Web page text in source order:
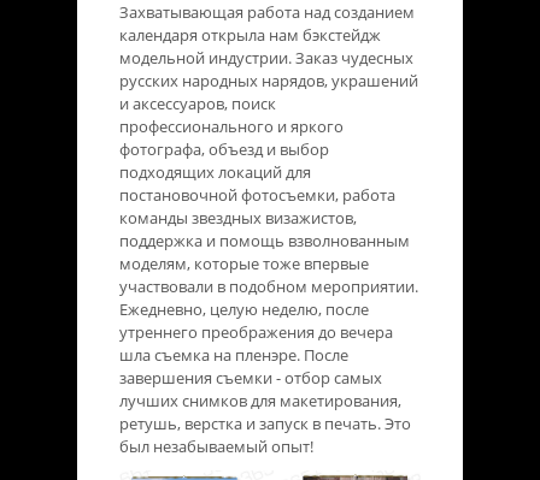
Захватывающая работа над созданием
календаря открыла нам бэкстейдж
модельной индустрии. Заказ чудесных
русских народных нарядов, украшений
и аксессуаров, поиск
профессионального и яркого
фотографа, объезд и выбор
подходящих локаций для
постановочной фотосъемки, работа
команды звездных визажистов,
поддержка и помощь взволнованным
моделям, которые тоже впервые
участвовали в подобном мероприятии.
Ежедневно, целую неделю, после
утреннего преображения до вечера
шла съемка на пленэре. После
завершения съемки - отбор самых
лучших снимков для макетирования,
ретушь, верстка и запуск в печать. Это
был незабываемый опыт!